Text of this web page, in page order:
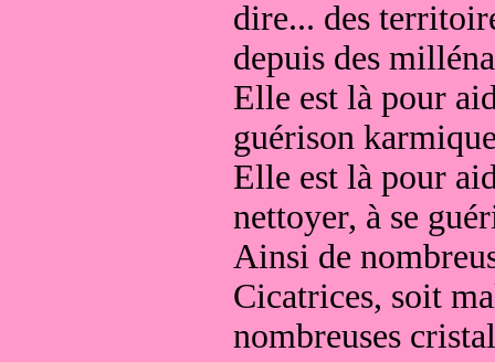
dire... des
depuis des
Elle est là pour
guérison
Elle est là pour
nettoyer, à se
Ainsi de
Cicatrices, soit
nombreuses